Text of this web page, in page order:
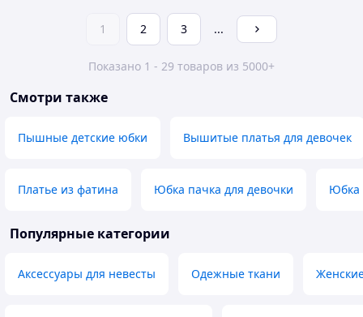
1 2 3 ...
Показано 1 - 29 товаров из 5000+
Смотри также
Пышные детские юбки Вышитые платья для девочек
Платье из фатина Юбка пачка для девочки Юбка
Популярные категории
Аксессуары для невесты Одежные ткани